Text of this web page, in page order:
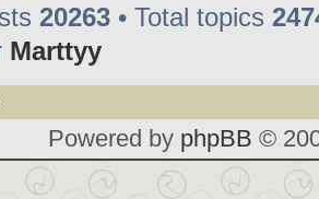
20263 • Total topics
Marttyy
Powered by phpBB ©